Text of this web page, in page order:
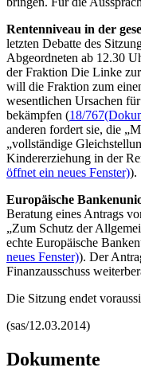
Rentenniveau in der
letzten Debatte des
Abgeordneten ab 12.30
der Fraktion Die Linke
will die Fraktion zum
wesentlichen Ursachen
bekämpfen (18/767
anderen fordert sie, die
„vollständige
Kindererziehung in der
öffnet ein neues Fenster)).
Europäische
Beratung eines Antrags
„Zum Schutz der
echte Europäische
neues Fenster)). Der
Finanzausschuss
Die Sitzung endet
(sas/12.03.2014)
Dokumente